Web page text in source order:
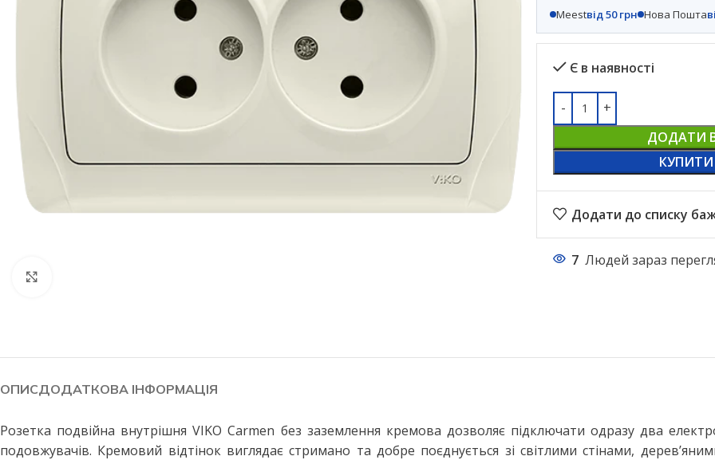
Філаментні лампи
Декоративні лампи
Промислові лампи
Стельові світильники з пультом
Бра та настінні світильники
Точкові світильники
ЛІХТАРІ ТА ПЕРЕНОСНІ ЛАМПИ
Ручні ліхтарі
Meestвід 50 грн Нова Пошта
Є в наявності
ДОДАТИ
КУПИТИ
Додати до списку
7 Людей зараз
ОПИСДОДАТКОВА ІНФОРМАЦІЯ
Розетка подвійна внутрішня VIKO Carmen без заземлення кремова дозволяє підключати одразу два
подовжувачів. Кремовий відтінок виглядає стримано та добре поєднується зі світлими стінами,